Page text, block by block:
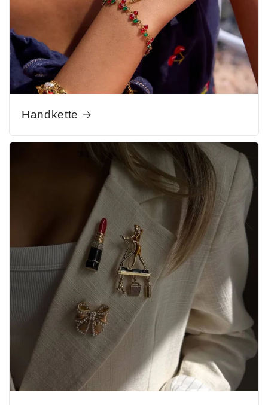
Handkette